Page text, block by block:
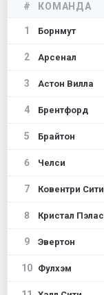
# КОМАНДА
1 Борнмут
2 Арсенал
3 Астон Вилла
4 Брентфорд
5 Брайтон
6 Челси
7 Ковентри Сити
8 Кристал Пэлас
9 Эвертон
10 Фулхэм